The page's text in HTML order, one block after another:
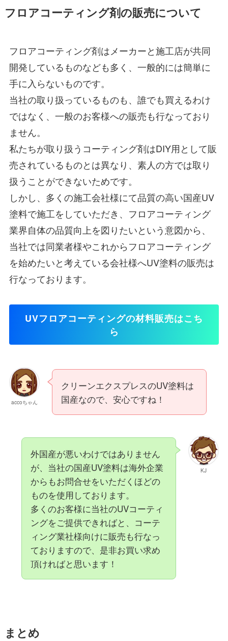
フロアコーティング剤の販売について
フロアコーティング剤はメーカーと施工店が共同
開発しているものなども多く、一般的には簡単に
手に入らないものです。
当社の取り扱っているものも、誰でも買えるわけ
ではなく、一般のお客様への販売も行なっており
ません。
私たちが取り扱うコーティング剤はDIY用として販
売されているものとは異なり、素人の方では取り
扱うことができないためです。
しかし、多くの施工会社様にて品質の高い国産UV
塗料で施工をしていただき、フロアコーティング
業界自体の品質向上を図りたいという意図から、
当社では同業者様やこれからフロアコーティング
を始めたいと考えている会社様へUV塗料の販売は
行なっております。
UVフロアコーティングの材料販売はこち
ら
accoちゃん
クリーンエクスプレスのUV塗料は
国産なので、安心ですね！
KJ
外国産が悪いわけではありません
が、当社の国産UV塗料は海外企業
からもお問合せをいただくほどの
ものを使用しております。
多くのお客様に当社のUVコーティ
ングをご提供できればと、コーテ
ィング業社様向けに販売も行なっ
ておりますので、是非お買い求め
頂ければと思います！
まとめ